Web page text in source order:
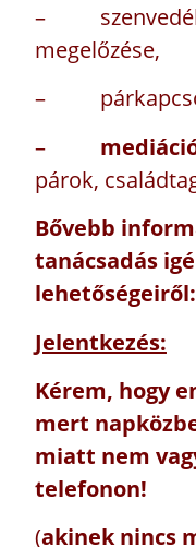
–
megelőzése,
–
–
párok,
Bővebb
tanácsadás
lehetőségeiről:
Jelentkezés:
Kérem, hogy
mert
miatt nem
telefonon!
(akinek nincs